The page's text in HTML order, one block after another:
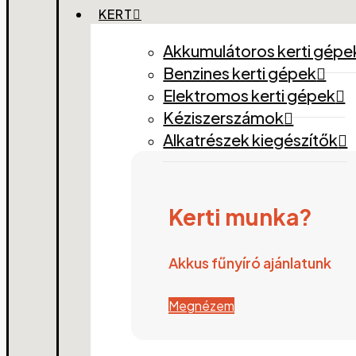
KERT
Akkumulátoros kerti
Benzines kerti gépek
Elektromos kerti gépek
Kéziszerszámok
Alkatrészek kiegészítők
Kerti munka?
Akkus fűnyíró ajánlatunk
Megnézem